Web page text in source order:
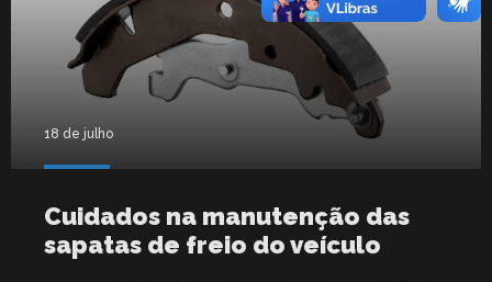
18 de julho
Cuidados na manutenção das
sapatas de freio do veículo